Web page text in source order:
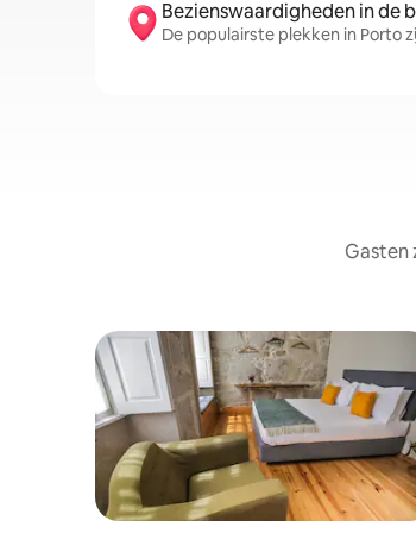
Bezienswaardigheden in de
De populairste plekken in Porto
Gasten